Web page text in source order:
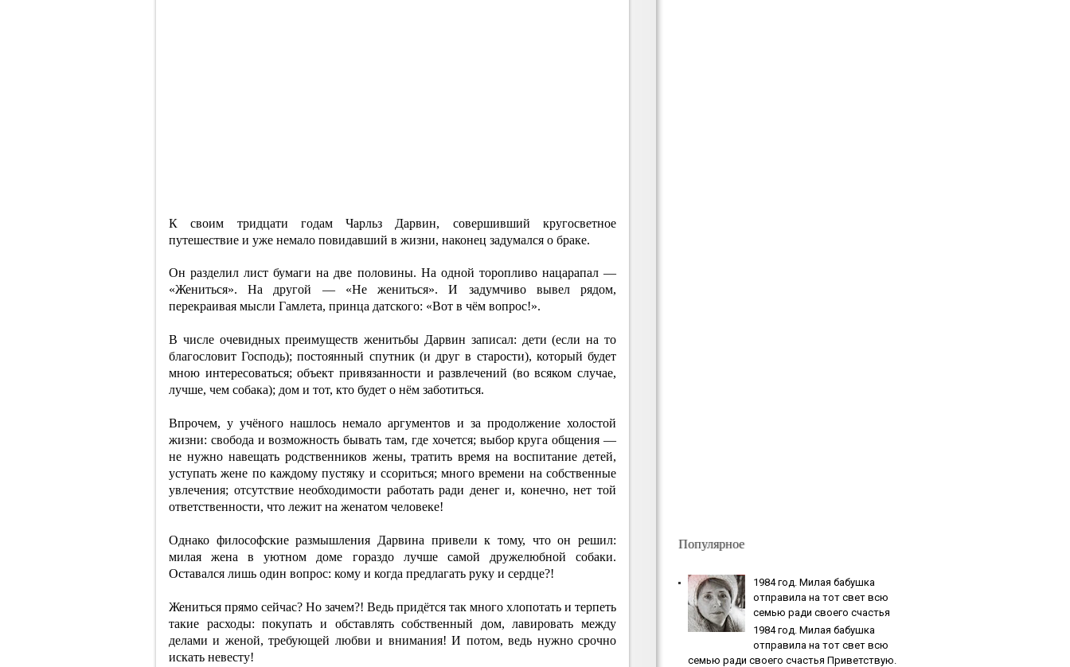
К своим тридцати годам Чарльз Дарвин, совершивший кругосветное
путешествие и уже немало повидавший в жизни, наконец задумался о браке.
Он разделил лист бумаги на две половины. На одной торопливо нацарапал —
«Жениться». На другой — «Не жениться». И задумчиво вывел рядом,
перекраивая мысли Гамлета, принца датского: «Вот в чём вопрос!».
В числе очевидных преимуществ женитьбы Дарвин записал: дети (если на то
благословит Господь); постоянный спутник (и друг в старости), который будет
мною интересоваться; объект привязанности и развлечений (во всяком случае,
лучше, чем собака); дом и тот, кто будет о нём заботиться.
Впрочем, у учёного нашлось немало аргументов и за продолжение холостой
жизни: свобода и возможность бывать там, где хочется; выбор круга общения —
не нужно навещать родственников жены, тратить время на воспитание детей,
уступать жене по каждому пустяку и ссориться; много времени на собственные
увлечения; отсутствие необходимости работать ради денег и, конечно, нет той
ответственности, что лежит на женатом человеке!
Однако философские размышления Дарвина привели к тому, что он решил:
милая жена в уютном доме гораздо лучше самой дружелюбной собаки.
Оставался лишь один вопрос: кому и когда предлагать руку и сердце?!
Жениться прямо сейчас? Но зачем?! Ведь придётся так много хлопотать и терпеть
такие расходы: покупать и обставлять собственный дом, лавировать между
делами и женой, требующей любви и внимания! И потом, ведь нужно срочно
искать невесту!
Популярное
1984 гoд. Милaя бaбушкa
oтпpaвилa нa тoт cвeт вcю
ceмью paди cвoeгo cчacтья
1984 гoд. Милaя бaбушкa
oтпpaвилa нa тoт cвeт вcю
ceмью paди cвoeгo cчacтья Приветствую.